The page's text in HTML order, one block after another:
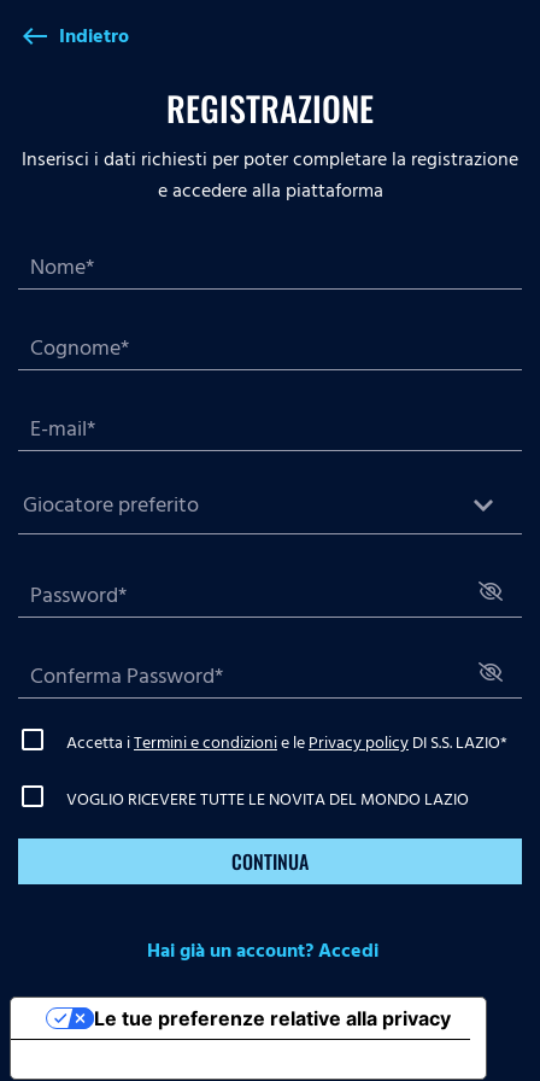
west Indietro
REGISTRAZIONE
Inserisci i dati richiesti per poter completare la registrazione
e accedere alla piattaforma
Accetta iTermini e condizionie lePrivacy policyDI S.S. LAZIO*
VOGLIO RICEVERE TUTTE LE NOVITA DEL MONDO LAZIO
CONTINUA
Hai già un account? Accedi
Le tue preferenze relative alla privacy